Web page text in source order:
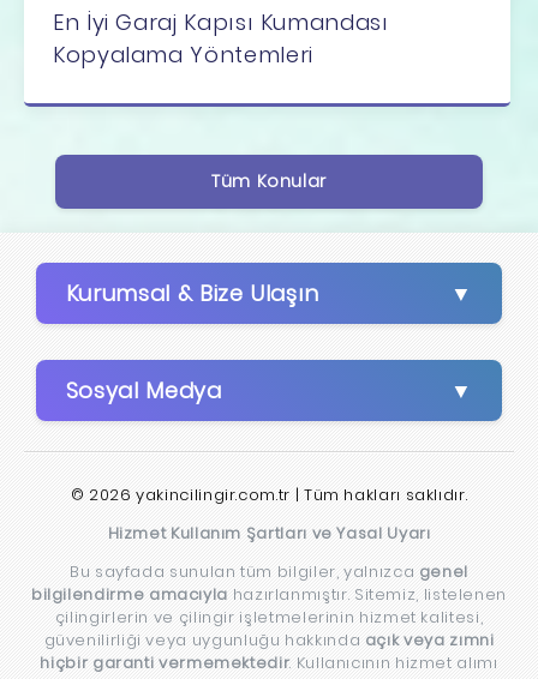
En İyi Garaj Kapısı Kumandası
Kopyalama Yöntemleri
Tüm Konular
Kurumsal & Bize Ulaşın
Sosyal Medya
© 2026 yakincilingir.com.tr | Tüm hakları saklıdır.
Hizmet Kullanım Şartları ve Yasal Uyarı
Bu sayfada sunulan tüm bilgiler, yalnızca genel
bilgilendirme amacıyla hazırlanmıştır. Sitemiz, listelenen
çilingirlerin ve çilingir işletmelerinin hizmet kalitesi,
güvenilirliği veya uygunluğu hakkında açık veya zımni
hiçbir garanti vermemektedir. Kullanıcının hizmet alımı